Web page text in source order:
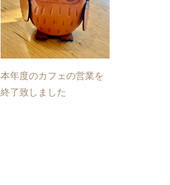
本年度のカフェの営業を
終了致しました